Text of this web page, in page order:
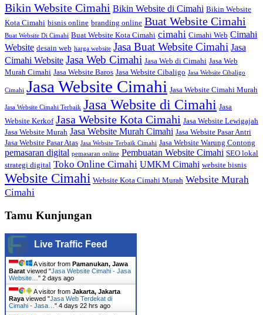
Bikin Website Cimahi Bikin Website di Cimahi Bikin Website
Kota Cimahi bisnis online branding online Buat Website Cimahi
Buat Website Di Cimahi Buat Website Kota Cimahi cimahi Cimahi Web Cimahi
Website desain web harga website Jasa Buat Website Cimahi Jasa
Cimahi Website Jasa Web Cimahi Jasa Web di Cimahi Jasa Web
Murah Cimahi Jasa Website Baros Jasa Website Cibaligo Jasa Website Cibaligo
Cimahi Jasa Website Cimahi Jasa Website Cimahi Murah
Jasa Website Cimahi Terbaik Jasa Website di Cimahi Jasa
Website Kerkof Jasa Website Kota Cimahi Jasa Website Lewigajah
Jasa Website Murah Jasa Website Murah Cimahi Jasa Website Pasar Antri
Jasa Website Pasar Atas Jasa Website Terbaik Cimahi Jasa Website Warung Contong
pemasaran digital pemasaran online Pembuatan Website Cimahi SEO lokal
strategi digital Toko Online Cimahi UMKM Cimahi website bisnis
Website Cimahi Website Kota Cimahi Murah Website Murah
Cimahi
Tamu Kunjungan
Live Traffic Feed
A visitor from Pamanukan, Jawa
Barat viewed "Jasa Website Cimahi - Jasa
Website… " 2 days ago
A visitor from Jakarta, Jakarta
Raya viewed "Jasa Web Terdekat di
Cimahi - Jasa… " 4 days 22 hrs ago